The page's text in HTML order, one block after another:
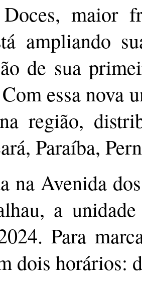
maior
ampliando
de sua
essa nova
região,
Paraíba,
na Avenida
a
Para
dois horários: